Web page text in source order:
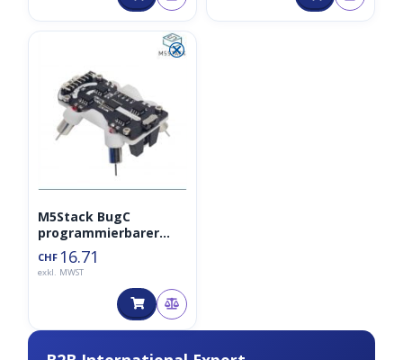
⮿
M5Stack BugC
programmierbarer
Roboter
CHF 16.71
exkl. MWST